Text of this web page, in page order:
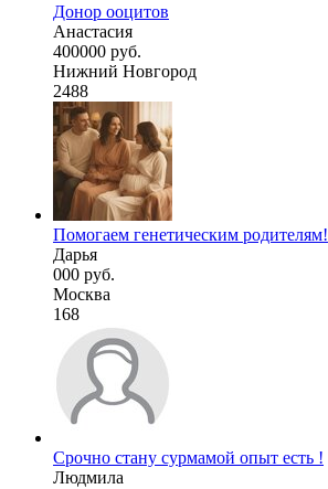
Донор ооцитов
Анастасия
400000 руб.
Нижний Новгород
2488
Помогаем генетическим родителям!
Дарья
000 руб.
Москва
168
Срочно стану сурмамой опыт есть !
Людмила